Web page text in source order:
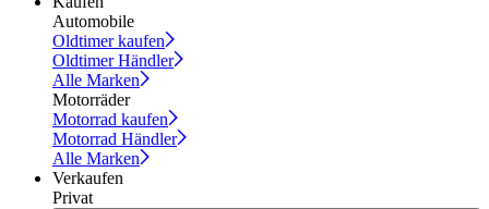
Automobile
Oldtimer kaufen
Oldtimer Händler
Alle Marken
Motorräder
Motorrad kaufen
Motorrad Händler
Alle Marken
Verkaufen
Privat